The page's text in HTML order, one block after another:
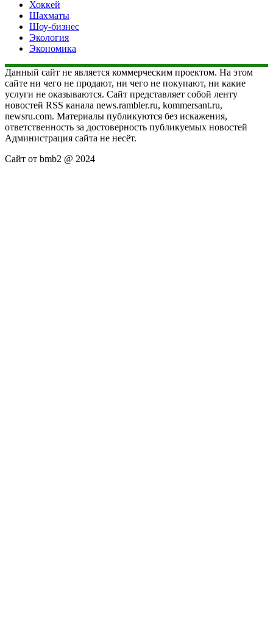
Хоккей
Шахматы
Шоу-бизнес
Экология
Экономика
Данный сайт не является коммерческим проектом. На этом
сайте ни чего не продают, ни чего не покупают, ни какие
услуги не оказываются. Сайт представляет собой ленту
новостей RSS канала news.rambler.ru, kommersant.ru,
newsru.com. Материалы публикуются без искажения,
ответственность за достоверность публикуемых новостей
Администрация сайта не несёт.
Сайт от bmb2 @ 2024